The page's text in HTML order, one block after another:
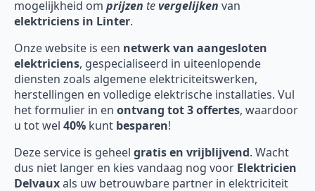
mogelijkheid om prijzen tevergelijken van
elektriciens in Linter.
Onze website is een netwerk van aangesloten
elektriciens, gespecialiseerd in uiteenlopende
diensten zoals algemene elektriciteitswerken,
herstellingen en volledige elektrische installaties. Vul
het formulier in en ontvang tot 3 offertes, waardoor
u tot wel 40% kunt besparen!
Deze service is geheel gratis en vrijblijvend. Wacht
dus niet langer en kies vandaag nog voor Elektricien
Delvauxals uw betrouwbare partner in elektriciteit